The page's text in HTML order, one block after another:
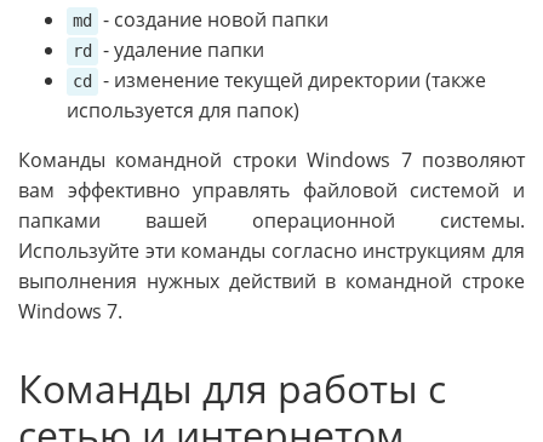
md - создание новой папки
rd - удаление папки
cd
- изменение текущей директории (также
используется для папок)
Команды командной строки Windows 7 позволяют
вам эффективно управлять файловой системой и
папками вашей операционной системы.
Используйте эти команды согласно инструкциям для
выполнения нужных действий в командной строке
Windows 7.
Команды для работы с